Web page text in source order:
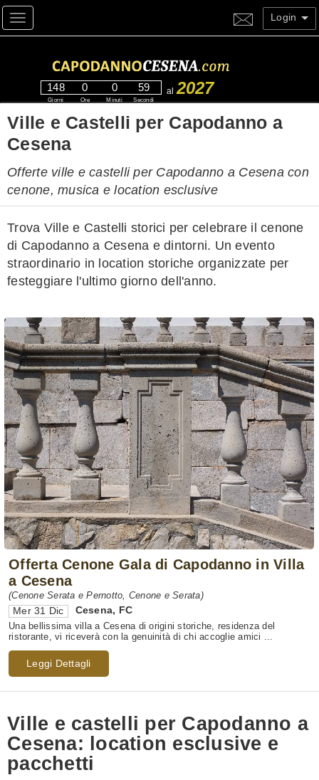
Toggle navigation Login
148
Giorni
0
Ore
0
Minuti
59
Secondi
al 2027
Ville e Castelli per Capodanno a
Cesena
Offerte ville e castelli per Capodanno a Cesena con
cenone, musica e location esclusive
Trova Ville e Castelli storici per celebrare il cenone
di Capodanno a Cesena e dintorni. Un evento
straordinario in location storiche organizzate per
festeggiare l'ultimo giorno dell'anno.
Offerta Cenone Gala di Capodanno in Villa
a Cesena
(Cenone Serata e Pernotto, Cenone e Serata)
Mer 31 Dic Cesena, FC
Una bellissima villa a Cesena di origini storiche, residenza del
ristorante, vi riceverà con la genuinità di chi accoglie amici ...
Leggi Dettagli
Ville e castelli per Capodanno a
Cesena: location esclusive e
pacchetti